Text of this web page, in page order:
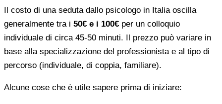
Il costo di una seduta dallo psicologo in Italia oscilla
generalmente tra i 50€ e i 100€ per un colloquio
individuale di circa 45-50 minuti. Il prezzo può variare in
base alla specializzazione del professionista e al tipo di
percorso (individuale, di coppia, familiare).
Alcune cose che è utile sapere prima di iniziare: